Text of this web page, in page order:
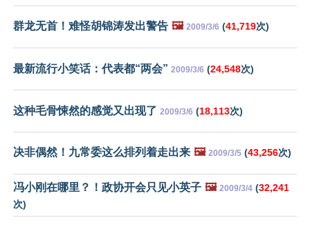
群龙无首！难怪胡锦涛发出警告 🖼️ 2009/3/6 (41,719次)
最新流行小笑话：代表都“两会” 2009/3/6 (24,548次)
这种毛骨悚然的感觉又出现了 2009/3/6 (18,113次)
决非偶然！九常委这么排列着走出来 🖼️ 2009/3/5 (43,256次)
冯小刚在哪里？！政协开会只见小英子 🖼️ 2009/3/4 (32,241
次)